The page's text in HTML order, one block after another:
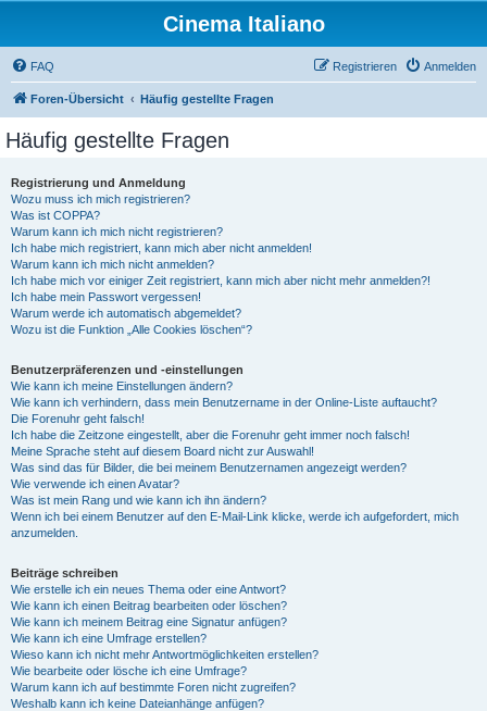
Cinema Italiano
FAQ Anmelden
Registrieren
Foren-Übersicht Häufig gestellte Fragen
Häufig gestellte Fragen
Registrierung und Anmeldung
Wozu muss ich mich registrieren?
Was ist COPPA?
Warum kann ich mich nicht registrieren?
Ich habe mich registriert, kann mich aber nicht anmelden!
Warum kann ich mich nicht anmelden?
Ich habe mich vor einiger Zeit registriert, kann mich aber nicht mehr anmelden?!
Ich habe mein Passwort vergessen!
Warum werde ich automatisch abgemeldet?
Wozu ist die Funktion „Alle Cookies löschen“?
Benutzerpräferenzen und -einstellungen
Wie kann ich meine Einstellungen ändern?
Wie kann ich verhindern, dass mein Benutzername in der Online-Liste auftaucht?
Die Forenuhr geht falsch!
Ich habe die Zeitzone eingestellt, aber die Forenuhr geht immer noch falsch!
Meine Sprache steht auf diesem Board nicht zur Auswahl!
Was sind das für Bilder, die bei meinem Benutzernamen angezeigt werden?
Wie verwende ich einen Avatar?
Was ist mein Rang und wie kann ich ihn ändern?
Wenn ich bei einem Benutzer auf den E-Mail-Link klicke, werde ich aufgefordert, mich
anzumelden.
Beiträge schreiben
Wie erstelle ich ein neues Thema oder eine Antwort?
Wie kann ich einen Beitrag bearbeiten oder löschen?
Wie kann ich meinem Beitrag eine Signatur anfügen?
Wie kann ich eine Umfrage erstellen?
Wieso kann ich nicht mehr Antwortmöglichkeiten erstellen?
Wie bearbeite oder lösche ich eine Umfrage?
Warum kann ich auf bestimmte Foren nicht zugreifen?
Weshalb kann ich keine Dateianhänge anfügen?